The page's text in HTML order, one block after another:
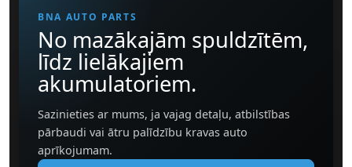
BNA AUTO PARTS
No mazākajām spuldzītēm,
līdz lielākajiem
akumulatoriem.
Sazinieties ar mums, ja vajag detaļu, atbilstības
pārbaudi vai ātru palīdzību kravas auto
aprīkojumam.